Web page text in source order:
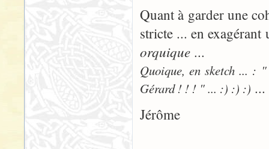
Quant à garder une
stricte ... en
orquique ...
Quoique, en sketch ... :
Gérard ! ! ! " ... :) :) :) ...
Jérôme